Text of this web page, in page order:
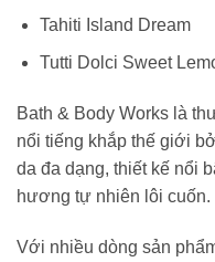
Tahiti Island Dream
Tutti Dolci Sweet
Bath & Body Works là
nổi tiếng khắp thế giới
da đa dạng, thiết kế nổi
hương tự nhiên lôi cuốn.
Với nhiều dòng sản